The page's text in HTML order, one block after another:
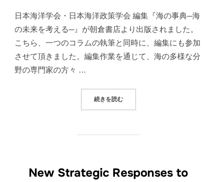
日本海洋学会・日本海洋政策学会 編集『海の事典─海
の未来を考える─』が朝倉書店より出版されました。
こちら、一つのコラムの執筆と同時に、編集にも参加
させて頂きました。編集作業を通じて、海の多様な分
野の専門家の方々 …
続きを読む“『海の事典─海の未来を考える─』
New Strategic Responses to